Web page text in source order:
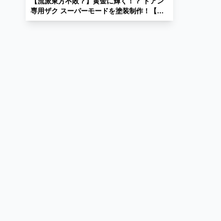
専用ザク スーパーモードを塗装制作！【ゴ
ールド塗装】